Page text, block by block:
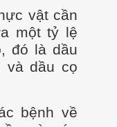
vật cần
một tỷ lệ
đó là dầu
và dầu cọ
bệnh về